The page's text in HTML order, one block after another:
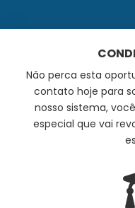
Não perca esta
contato hoje para
nosso sistema,
especial que vai